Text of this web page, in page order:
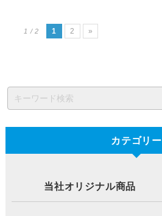
1 / 2 1 2 »
カテゴリー
当社オリジナル商品